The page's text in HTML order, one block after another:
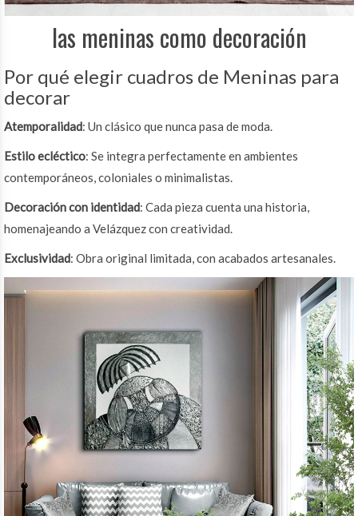
las meninas como decoración
Por qué elegir cuadros de Meninas para
decorar
Atemporalidad: Un clásico que nunca pasa de moda.
Estilo ecléctico: Se integra perfectamente en ambientes
contemporáneos, coloniales o minimalistas.
Decoración con identidad: Cada pieza cuenta una historia,
homenajeando a Velázquez con creatividad.
Exclusividad: Obra original limitada, con acabados artesanales.